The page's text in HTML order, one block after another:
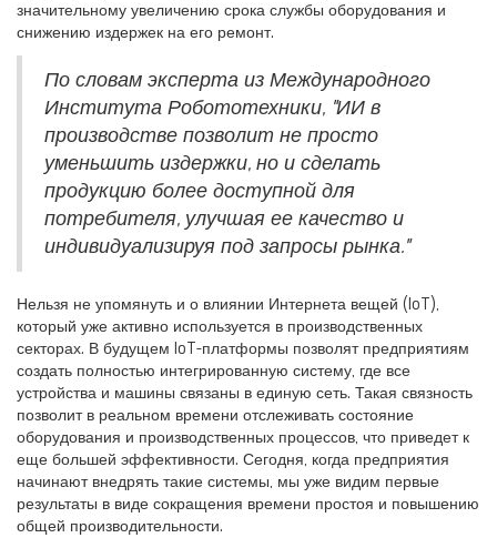
значительному увеличению срока службы оборудования и
снижению издержек на его ремонт.
По словам эксперта из Международного
Института Робототехники, "ИИ в
производстве позволит не просто
уменьшить издержки, но и сделать
продукцию более доступной для
потребителя, улучшая ее качество и
индивидуализируя под запросы рынка."
Нельзя не упомянуть и о влиянии Интернета вещей (IoT),
который уже активно используется в производственных
секторах. В будущем IoT-платформы позволят предприятиям
создать полностью интегрированную систему, где все
устройства и машины связаны в единую сеть. Такая связность
позволит в реальном времени отслеживать состояние
оборудования и производственных процессов, что приведет к
еще большей эффективности. Сегодня, когда предприятия
начинают внедрять такие системы, мы уже видим первые
результаты в виде сокращения времени простоя и повышению
общей производительности.